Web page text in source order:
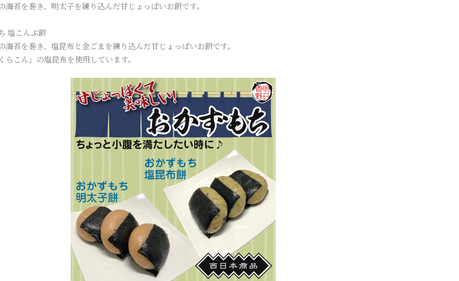
海苔を巻き、明太子を練り込んだ甘じょっぱいお餅です。
塩こんぶ餅
海苔を巻き、塩昆布と金ごまを練り込んだ甘じょっぱいお餅です。
らこん」の塩昆布を使用しています。